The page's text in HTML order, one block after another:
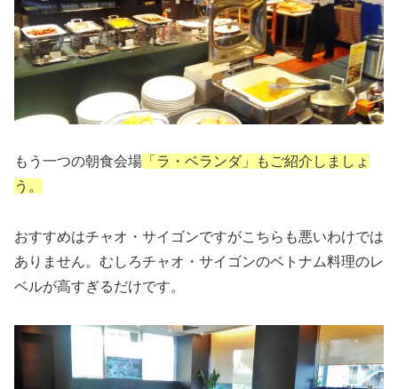
もう一つの朝食会場 「ラ・ベランダ」
もご紹介しましょ
う。
おすすめはチャオ・サイゴンですがこちらも悪いわけでは
ありません。 むしろチャオ・サイゴンのベトナム料理のレ
ベルが高すぎるだけです。